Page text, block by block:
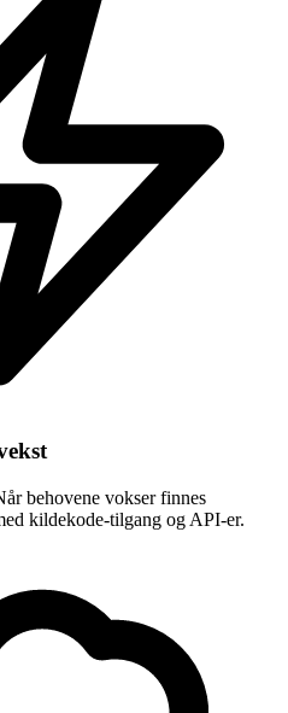
behovene vokser finnes
kildekode-tilgang og API-er.